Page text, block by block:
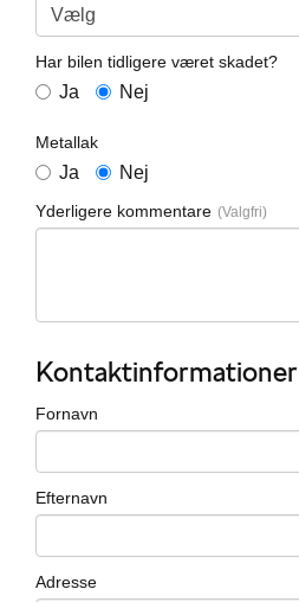
Har bilen tidligere været skadet?
Ja Nej
Metallak
Ja Nej
Yderligere kommentare
Kontaktinformationer
Fornavn
Efternavn
Adresse